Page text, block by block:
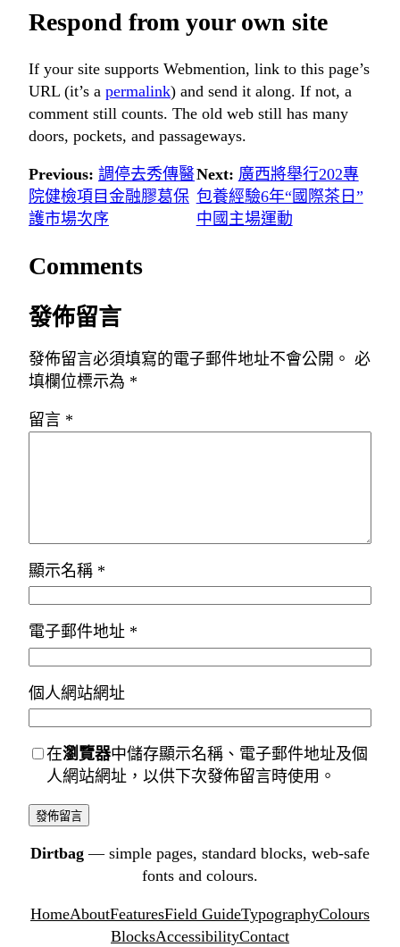
Respond from your own site
If your site supports Webmention, link to this page’s
URL (it’s a permalink) and send it along. If not, a
comment still counts. The old web still has many
doors, pockets, and passageways.
Previous: 調停去秀傳醫
院健檢項目金融膠葛保
護市場次序
Next: 廣西將舉行202專
包養經驗6年“國際茶日”
中國主場運動
Comments
發佈留言
發佈留言必須填寫的電子郵件地址不會公開。 必
填欄位標示為 *
留言 *
顯示名稱 *
電子郵件地址 *
個人網站網址
在瀏覽器中儲存顯示名稱、電子郵件地址及個
人網站網址，以供下次發佈留言時使用。
Dirtbag — simple pages, standard blocks, web-safe
fonts and colours.
HomeAboutFeaturesField GuideTypographyColours
BlocksAccessibilityContact